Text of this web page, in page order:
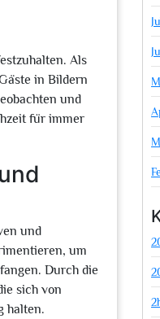
Als
in Bildern
und
für immer
und
um
Durch die
sich von
halten.